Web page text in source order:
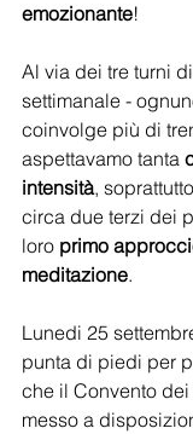
emozionante!
Al via dei tre turni
settimanale -
coinvolge più di
aspettavamo tanta
intensità,
circa due terzi dei
loro primo
meditazione.
Lunedi 25
punta di piedi per
che il Convento
messo a